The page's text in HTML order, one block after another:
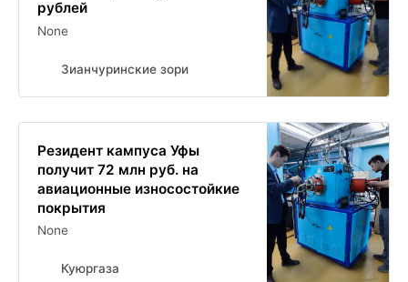
рублей
None
Зианчуринские зори
Резидент кампуса Уфы
получит 72 млн руб. на
авиационные износостойкие
покрытия
None
Куюргаза